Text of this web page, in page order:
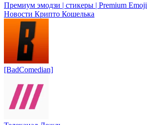
Премиум эмодзи | стикеры | Premium Emoji
Новости Крипто Кошелька
[BadComedian]